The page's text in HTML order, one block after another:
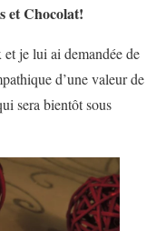
et Chocolat!
et je lui ai demandée de
d’une valeur de
sera bientôt sous